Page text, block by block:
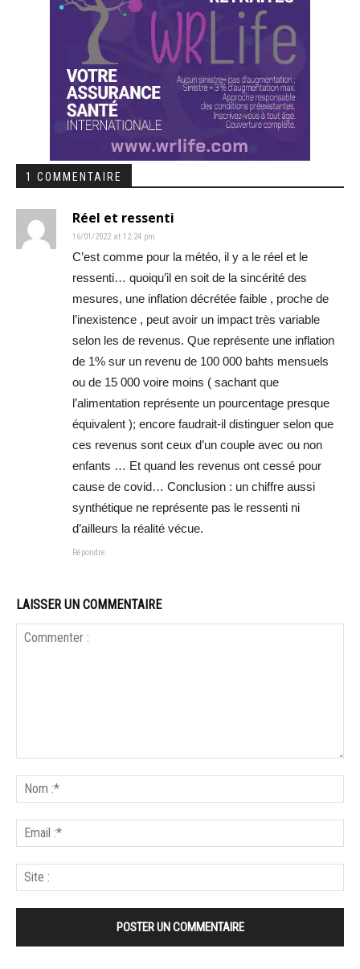
1 COMMENTAIRE
Réel et ressenti
16/01/2022 at 12:24 pm
C’est comme pour la météo, il y a le réel et le
ressenti… quoiqu’il en soit de la sincérité des
mesures, une inflation décrétée faible , proche de
l’inexistence , peut avoir un impact très variable
selon les de revenus. Que représente une inflation
de 1% sur un revenu de 100 000 bahts mensuels
ou de 15 000 voire moins ( sachant que
l’alimentation représente un pourcentage presque
équivalent ); encore faudrait-il distinguer selon que
ces revenus sont ceux d’un couple avec ou non
enfants … Et quand les revenus ont cessé pour
cause de covid… Conclusion : un chiffre aussi
synthétique ne représente pas le ressenti ni
d’ailleurs la réalité vécue.
Répondre
LAISSER UN COMMENTAIRE